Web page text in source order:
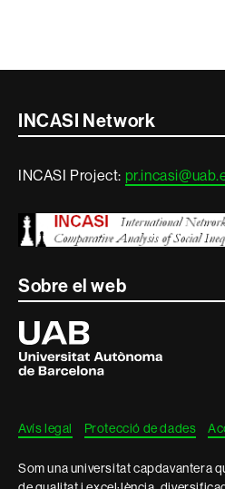
Contacte
informació
legal
INCASI Network
INCASI Project:
Sobre el web
Universitat
Autònoma
de
Barcelona
Avís legal Protecció de dades
Som una universitat capdavantera